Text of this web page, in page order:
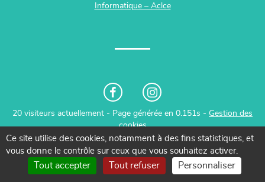
Informatique – Aclce
20 visiteurs actuellement - Page générée en 0.151s - Gestion des
cookies
Ce site utilise des cookies, notamment à des fins statistiques, et
vous donne le contrôle sur ceux que vous souhaitez activer.
Tout accepter Tout refuser Personnaliser